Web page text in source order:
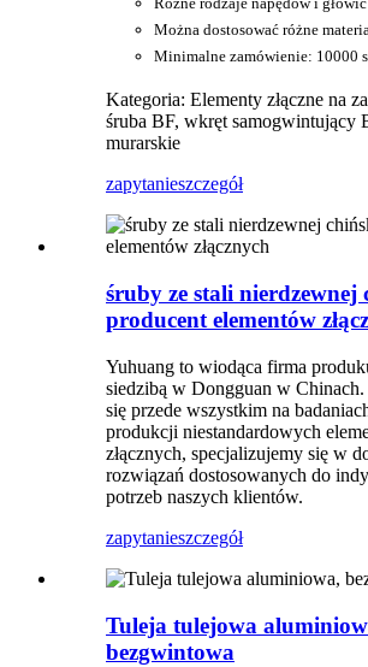
Można dostosować różne
Minimalne zamówienie: 10000
Kategoria: Elementy złączne na
śruba BF, wkręt samogwintujący
murarskie
zapytanieszczegół
śruby ze stali nierdzewnej
producent elementów
Yuhuang to wiodąca firma
siedzibą w Dongguan w
się przede wszystkim na
produkcji niestandardowych
złącznych, specjalizujemy się w
rozwiązań dostosowanych do
potrzeb naszych klientów.
zapytanieszczegół
Tuleja tulejowa
bezgwintowa